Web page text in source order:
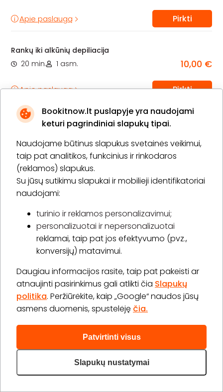
Bookitnow.lt puslapyje yra naudojami
keturi pagrindiniai slapukų tipai.
Naudojame būtinus slapukus svetainės veikimui,
taip pat analitikos, funkcinius ir rinkodaros
(reklamos) slapukus.
Su jūsų sutikimu slapukai ir mobilieji identifikatoriai
naudojami:
turinio ir reklamos personalizavimui;
personalizuotai ir nepersonalizuotai
reklamai, taip pat jos efektyvumo (pvz.,
konversijų) matavimui.
Daugiau informacijos rasite, taip pat pakeisti ar
atnaujinti pasirinkimus gali atlikti čia Slapukų
politika. Peržiūrėkite, kaip „Google“ naudos jūsų
asmens duomenis, spustelėję čia.
Patvirtinti visus
Slapukų nustatymai
Apie paslaugą Pirkti
Rankų iki alkūnių depiliacija
20 min.
1 asm. 10,00 €
Apie paslaugą Pirkti
atgal 1
BookitNow Laiškas
* Susipažinau su privatumo politika
Prenumeruoti
„GERA DOVANA“ GRUPĖ